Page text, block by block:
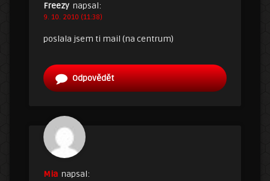
Freezy napsal:
9. 10. 2010 (11:38)
poslala jsem ti mail (na centrum)
Odpovědět
Mia napsal: